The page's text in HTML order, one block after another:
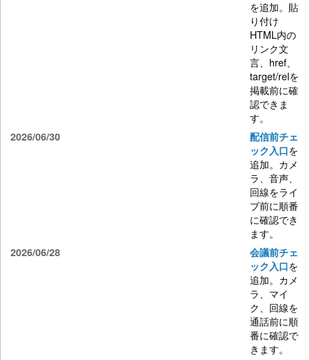
を追加。貼
り付け
HTML内の
リンク文
言、href、
target/relを
掲載前に確
認できま
す。
2026/06/30
配信前チェ
ック入口を
追加。カメ
ラ、音声、
回線をライ
ブ前に順番
に確認でき
ます。
2026/06/28
会議前チェ
ック入口を
追加。カメ
ラ、マイ
ク、回線を
通話前に順
番に確認で
きます。